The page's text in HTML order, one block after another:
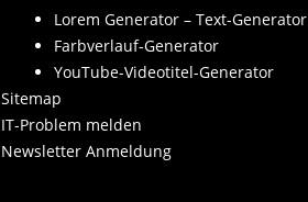
Lorem Generator – Text-Generator
Farbverlauf-Generator
YouTube-Videotitel-Generator
Sitemap
IT-Problem melden
Newsletter Anmeldung